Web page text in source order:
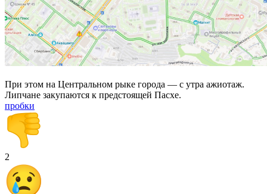
При этом на Центральном рыке города — с утра ажиотаж.
Липчане закупаются к предстоящей Пасхе.
пробки
2